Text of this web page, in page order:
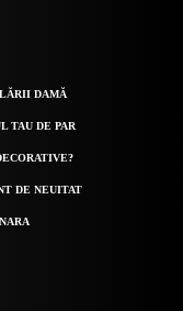
DAMĂ
TAU DE PAR
DE NEUITAT